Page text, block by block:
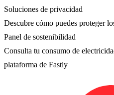
Soluciones de privacidad
Descubre cómo puedes proteger
Panel de sostenibilidad
Consulta tu consumo de
plataforma de Fastly